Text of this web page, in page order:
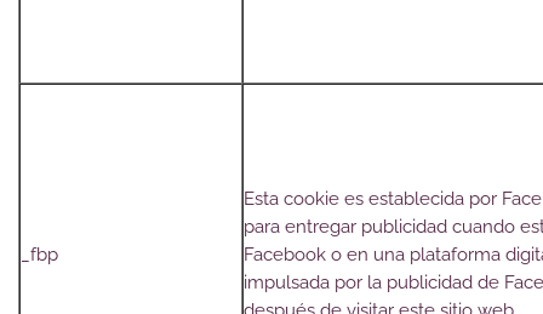
_fbp
Esta cookie es establecida por
para entregar publicidad cuando
Facebook o en una plataforma
impulsada por la publicidad de